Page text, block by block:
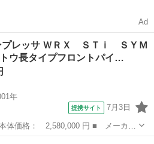
Ad
プレッサ ＷＲＸ ＳＴｉ ＳＹＭ
ウ長タイプフロントパイ…
年
提携サイト 7月3日
プレッサ ■ グレード名： ＷＲ